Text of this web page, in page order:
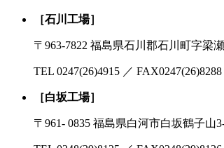
［石川工場］
〒963-7822 福島県石川郡石川町字梁
TEL 0247(26)4915 ／ FAX0247(26)8288
［白坂工場］
〒961- 0835 福島県白河市白坂鶴子山